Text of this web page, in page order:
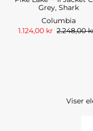
Grey, Shark
Columbia
1.124,00 kr 2.248,00
Viser